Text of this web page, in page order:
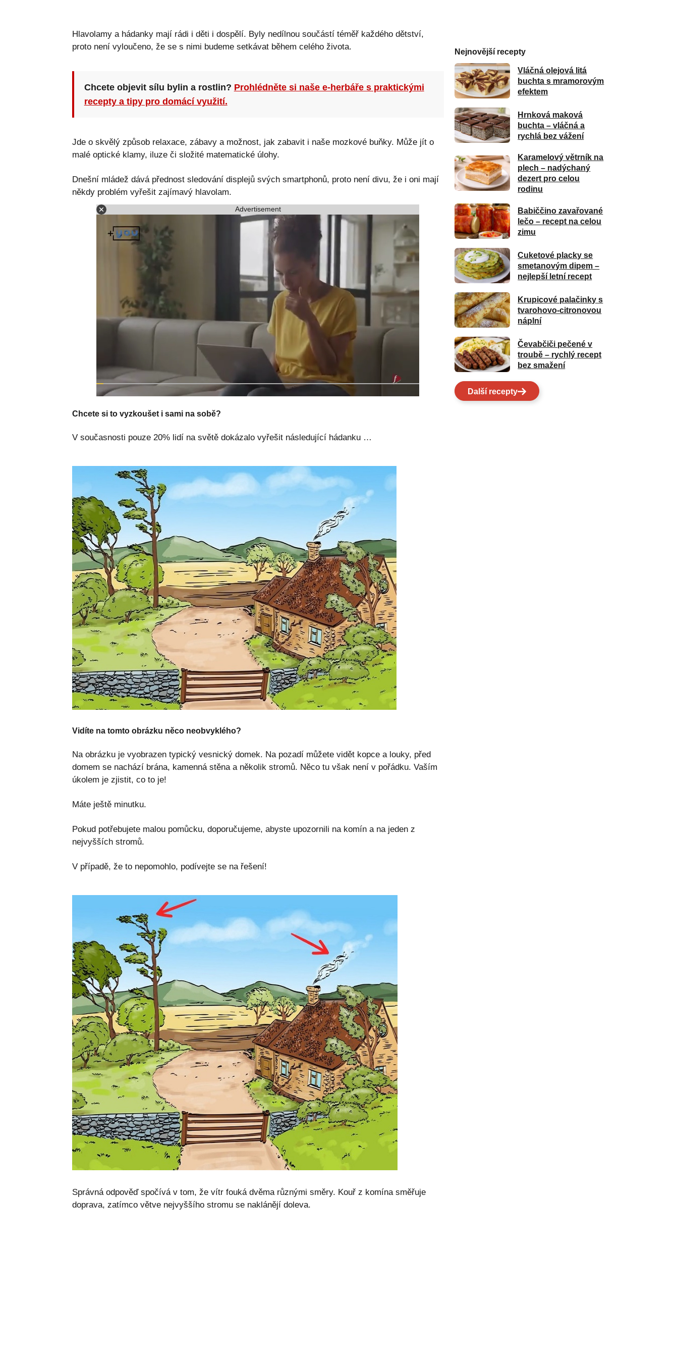
Hlavolamy a hádanky mají rádi i děti i dospělí. Byly nedílnou součástí téměř každého dětství,
proto není vyloučeno, že se s nimi budeme setkávat během celého života.
Chcete objevit sílu bylin a rostlin? Prohlédněte si naše e-herbáře s praktickými
recepty a tipy pro domácí využití.
Jde o skvělý způsob relaxace, zábavy a možnost, jak zabavit i naše mozkové buňky. Může jít o
malé optické klamy, iluze či složité matematické úlohy.
Dnešní mládež dává přednost sledování displejů svých smartphonů, proto není divu, že i oni mají
někdy problém vyřešit zajímavý hlavolam.
Advertisement
Chcete si to vyzkoušet i sami na sobě?
V současnosti pouze 20% lidí na světě dokázalo vyřešit následující hádanku …
Vidíte na tomto obrázku něco neobvyklého?
Na obrázku je vyobrazen typický vesnický domek. Na pozadí můžete vidět kopce a louky, před
domem se nachází brána, kamenná stěna a několik stromů. Něco tu však není v pořádku. Vaším
úkolem je zjistit, co to je!
Máte ještě minutku.
Pokud potřebujete malou pomůcku, doporučujeme, abyste upozornili na komín a na jeden z
nejvyšších stromů.
V případě, že to nepomohlo, podívejte se na řešení!
Správná odpověď spočívá v tom, že vítr fouká dvěma různými směry. Kouř z komína směřuje
doprava, zatímco větve nejvyššího stromu se naklánějí doleva.
Nejnovější recepty
Vláčná olejová litá
buchta s mramorovým
efektem
Hrnková maková
buchta – vláčná a
rychlá bez vážení
Karamelový větrník na
plech – nadýchaný
dezert pro celou
rodinu
Babiččino zavařované
lečo – recept na celou
zimu
Cuketové placky se
smetanovým dipem –
nejlepší letní recept
Krupicové palačinky s
tvarohovo-citronovou
náplní
Čevabčiči pečené v
troubě – rychlý recept
bez smažení
Další recepty